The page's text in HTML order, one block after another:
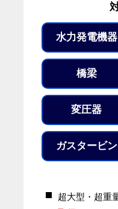
水力発電機器
橋梁
変圧器
ガスタービン
超大型・超重